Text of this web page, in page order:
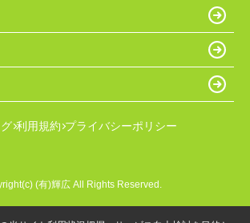
利用規約 プライバシーポリシー
(有)輝広 All Rights Reserved.